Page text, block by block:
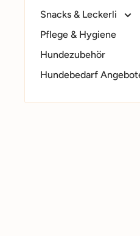
Snacks & Leckerli
Pflege & Hygiene
Hundezubehör
Hundebedarf